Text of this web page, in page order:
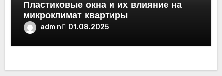
Пластиковые окна и их влияние на
микроклимат квартиры
admin 01.08.2025